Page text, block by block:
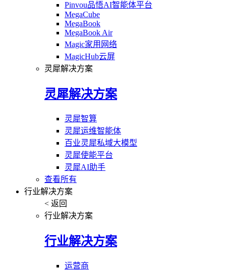
Pinvou品悟AI智能体平台
MegaCube
MegaBook
MegaBook Air
Magic家用网络
MagicHub云屏
灵犀解决方案
灵犀解决方案
灵犀智算
灵犀运维智能体
百业灵犀私域大模型
灵犀使能平台
灵犀AI助手
查看所有
行业解决方案
< 返回
行业解决方案
行业解决方案
运营商